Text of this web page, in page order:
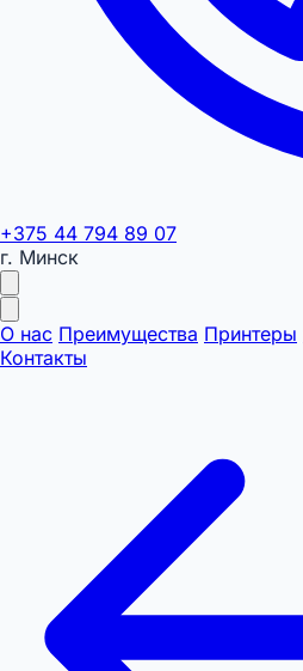
+375 44 794 89 07
г. Минск
О нас Преимущества Принтеры
Контакты